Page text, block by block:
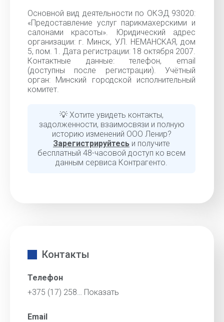
Основной вид деятельности по ОКЭД 93020:
«Предоставление услуг парикмахерскими и
салонами красоты». Юридический адрес
организации: г. Минск, УЛ. НЕМАНСКАЯ, дом
5, пом. 1. Дата регистрации: 18 октября 2007.
Контактные данные: телефон, email
(доступны после регистрации). Учётный
орган: Минский городской исполнительный
комитет.
💡 Хотите увидеть контакты,
задолженности, взаимосвязи и полную
историю изменений ООО Ленир?
Зарегистрируйтесь и получите
бесплатный 48-часовой доступ ко всем
данным сервиса Контрагенто.
Контакты
Телефон
+375 (17) 258… Показать
Email